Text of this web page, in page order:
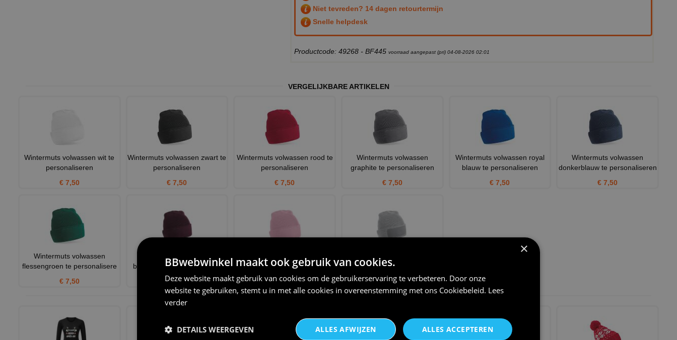
Niet tevreden? 14 dagen retourtermijn
Snelle helpdesk
Productcode: 49268 - BF445 voorraad aangepast (pri) 04-08-2026 02:01
VERGELIJKBARE ARTIKELEN
Wintermuts volwassen wit te
personaliseren
€ 7,50
Wintermuts volwassen zwart te
personaliseren
€ 7,50
Wintermuts volwassen rood te
personaliseren
€ 7,50
Wintermuts volwassen
graphite te personaliseren
€ 7,50
Wintermuts volwassen royal
blauw te personaliseren
€ 7,50
Wintermuts volwassen
donkerblauw te personaliseren
€ 7,50
Wintermuts volwassen
flessengroen te personalisere
€ 7,50
Wintermuts volwassen
bordeaux te personaliseren
€ 7,50
Wintermuts volwassen dusky
pink te personaliseren
€ 7,50
Wintermuts volwassen heide
grijs te personaliseren
€ 7,50
×
BBwebwinkel maakt ook gebruik van cookies.
Deze website maakt gebruik van cookies om de gebruikerservaring te verbeteren. Door onze
website te gebruiken, stemt u in met alle cookies in overeenstemming met ons Cookiebeleid. Lees
verder
ALLES ACCEPTEREN
ALLES AFWIJZEN
DETAILS WEERGEVEN